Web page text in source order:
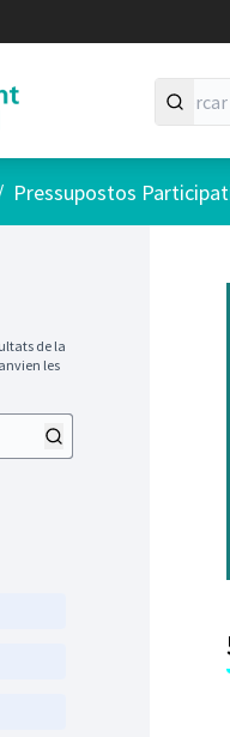
Pressupostos
de la
les